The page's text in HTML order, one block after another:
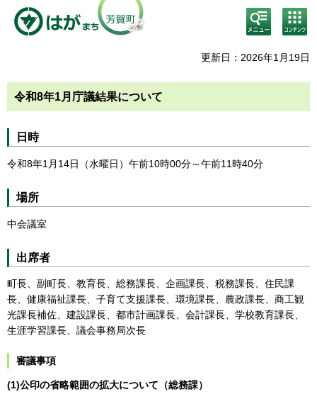
検
索・
メニ
コン
テン
ニュ
更新日：2026年1月19日
令和8年1月庁議結果について
日時
令和8年1月14日（水曜日）午前10時00分～午前11時40分
場所
中会議室
出席者
町長、副町長、教育長、総務課長、企画課長、税務課長、住民課
長、健康福祉課長、子育て支援課長、環境課長、農政課長、商工観
光課長補佐、建設課長、都市計画課長、会計課長、学校教育課長、
生涯学習課長、議会事務局次長
審議事項
(1)公印の省略範囲の拡大について（総務課）